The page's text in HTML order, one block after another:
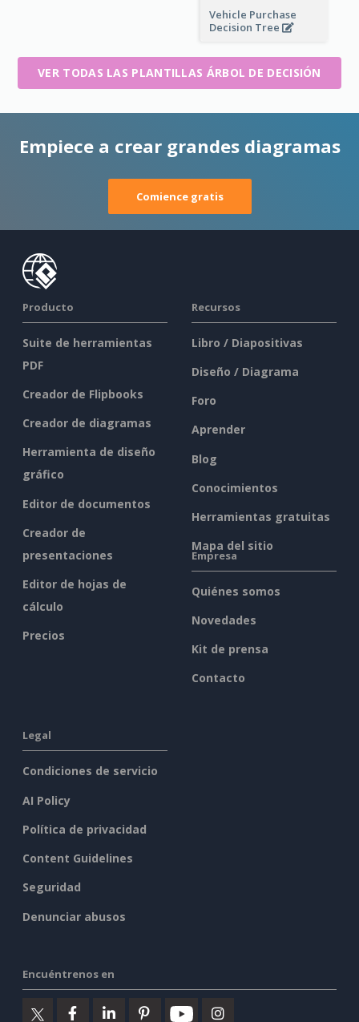
Vehicle Purchase
Decision Tree
VER TODAS LAS PLANTILLAS ÁRBOL DE DECISIÓN
Empiece a crear grandes diagramas
Comience gratis
Producto
Suite de herramientas
PDF
Creador de Flipbooks
Creador de diagramas
Herramienta de diseño
gráfico
Editor de documentos
Creador de
presentaciones
Editor de hojas de
cálculo
Precios
Recursos
Libro / Diapositivas
Diseño / Diagrama
Foro
Aprender
Blog
Conocimientos
Herramientas gratuitas
Mapa del sitio
Empresa
Quiénes somos
Novedades
Kit de prensa
Contacto
Legal
Condiciones de servicio
AI Policy
Política de privacidad
Content Guidelines
Seguridad
Denunciar abusos
Encuéntrenos en